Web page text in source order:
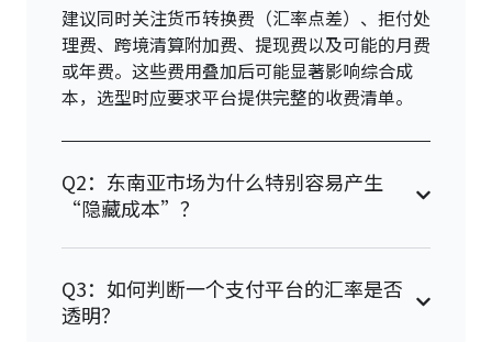
建议同时关注货币转换费（汇率点差）、拒付处
理费、跨境清算附加费、提现费以及可能的月费
或年费。这些费用叠加后可能显著影响综合成
本，选型时应要求平台提供完整的收费清单。
Q2：东南亚市场为什么特别容易产生
“隐藏成本”？
Q3：如何判断一个支付平台的汇率是否
透明？